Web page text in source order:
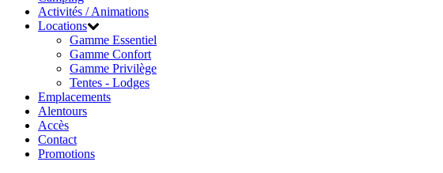
Activités / Animations
Locations
Gamme Essentiel
Gamme Confort
Gamme Privilège
Tentes - Lodges
Emplacements
Alentours
Accès
Contact
Promotions